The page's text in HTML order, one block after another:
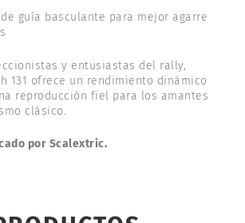
guía basculante para mejor agarre
y entusiastas del rally,
131 ofrece un rendimiento dinámico
reproducción fiel para los amantes
clásico.
por Scalextric.